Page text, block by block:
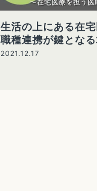
生活の上にある在
職種連携が鍵とな
2021.12.17